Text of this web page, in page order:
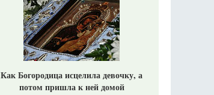
Как Богородица исцелила девочку, а
потом пришла к ней домой